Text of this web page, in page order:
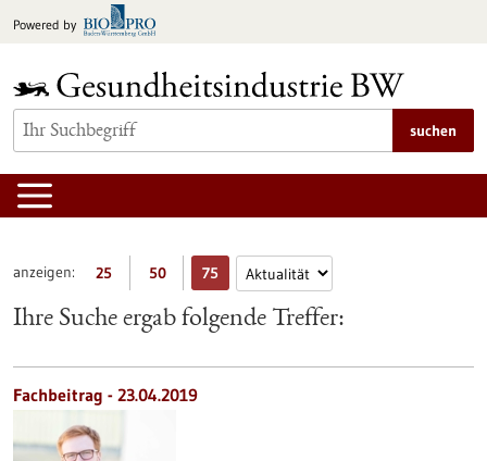
Inhalt
Powered by
suchen
anzeigen: 25 50 75
Ihre Suche ergab folgende Treffer:
Fachbeitrag - 23.04.2019